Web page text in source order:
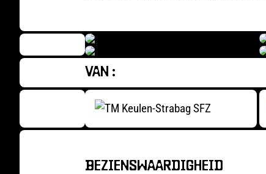
VAN :
BEZIENSWAARDIGHEID